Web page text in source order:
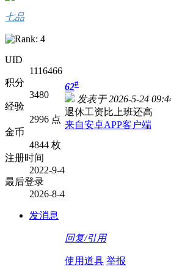
七品
UID
1116466
积分
3480
经验
2996 点
金币
4844 枚
注册时间
2022-9-4
最后登录
2026-8-4
发消息
62#
发表于 2026-5-24
退休工资比上班还高
来自安卓APP客户端
回复/引用
使用道具 举报